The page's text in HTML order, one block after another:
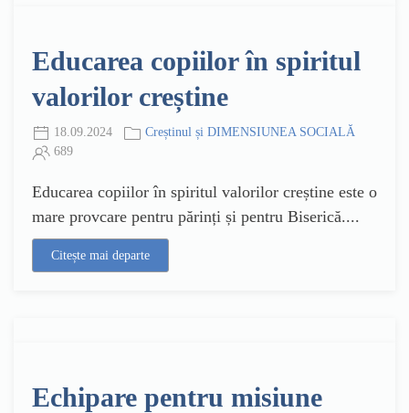
Educarea copiilor în spiritul
valorilor creștine
18.09.2024
Creștinul și DIMENSIUNEA SOCIALĂ
689
Educarea copiilor în spiritul valorilor creștine este o
mare provcare pentru părinți și pentru Biserică....
Citește mai departe
Echipare pentru misiune